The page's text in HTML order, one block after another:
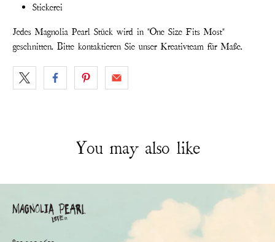
Stickerei
Jedes Magnolia Pearl Stück wird in "One Size Fits Most"
geschnitten. Bitte kontaktieren Sie unser Kreativteam für Maße.
You may also like